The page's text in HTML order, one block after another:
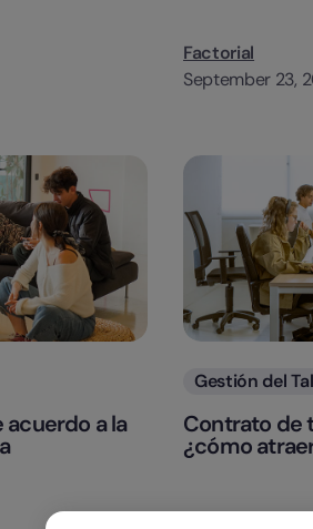
Factorial
September 23,
acuerdo a la
Categorias
Gestión del
Contrato de
¿cómo
Factorial